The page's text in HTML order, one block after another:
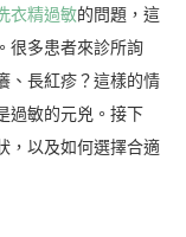
衣精過敏的問題，這
很多患者來診所詢
、長紅疹？這樣的情
過敏的元兇。接下
，以及如何選擇合適